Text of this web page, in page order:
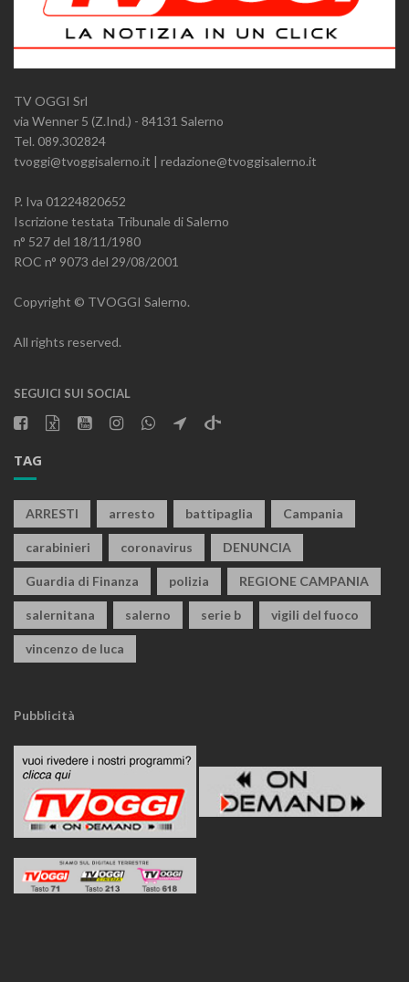
TV OGGI Srl
via Wenner 5 (Z.Ind.) - 84131 Salerno
Tel. 089.302824
tvoggi@tvoggisalerno.it | redazione@tvoggisalerno.it
P. Iva 01224820652
Iscrizione testata Tribunale di Salerno
n° 527 del 18/11/1980
ROC n° 9073 del 29/08/2001
Copyright © TVOGGI Salerno.
All rights reserved.
SEGUICI SUI SOCIAL
TAG
ARRESTI arresto battipaglia Campania
carabinieri coronavirus DENUNCIA
Guardia di Finanza polizia REGIONE CAMPANIA
salernitana salerno serie b vigili del fuoco
vincenzo de luca
Pubblicità